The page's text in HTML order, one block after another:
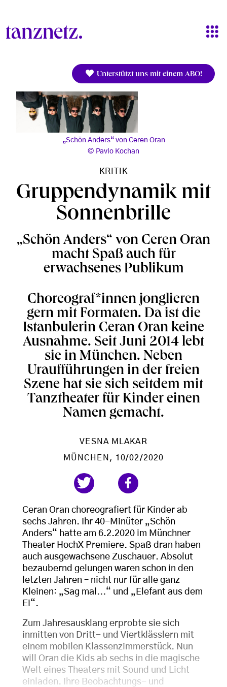
Unterstützt uns mit einem ABO!
„Schön Anders“ von Ceren Oran
Pavlo Kochan
KRITIK
Gruppendynamik mit
Sonnenbrille
„Schön Anders“ von Ceren Oran
macht Spaß auch für
erwachsenes Publikum
Choreograf*innen jonglieren
gern mit Formaten. Da ist die
Istanbulerin Ceran Oran keine
Ausnahme. Seit Juni 2014 lebt
sie in München. Neben
Uraufführungen in der freien
Szene hat sie sich seitdem mit
Tanztheater für Kinder einen
Namen gemacht.
VESNA MLAKAR
MÜNCHEN , 10/02/2020
Ceran Oran choreografiert für Kinder ab
sechs Jahren. Ihr 40-Minüter „Schön
Anders“ hatte am 6.2.2020 im Münchner
Theater HochX Premiere. Spaß dran haben
auch ausgewachsene Zuschauer. Absolut
bezaubernd gelungen waren schon in den
letzten Jahren – nicht nur für alle ganz
Kleinen: „Sag mal...“ und „Elefant aus dem
Ei“.
Zum Jahresausklang erprobte sie sich
inmitten von Dritt- und Viertklässlern mit
einem mobilen Klassenzimmerstück. Nun
will Oran die Kids ab sechs in die magische
Welt eines Theaters mit Sound und Licht
einladen. Ihre Beobachtungs- und